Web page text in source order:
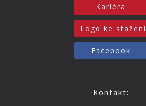
Kariéra
Logo ke stažení
Facebook
Kontakt: